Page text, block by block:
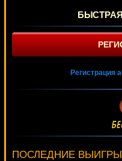
Регистрация
ПОСЛЕДНИЕ
aleg***